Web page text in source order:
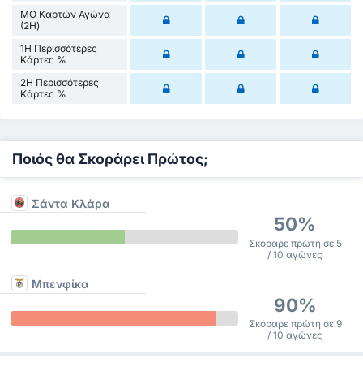
ΜΟ Καρτών Αγώνα
(2Η)
1Η Περισσότερες
Κάρτες %
2Η Περισσότερες
Κάρτες %
Ποιός θα Σκοράρει Πρώτος;
Σάντα Κλάρα
50%
Σκόραρε πρώτη σε 5
/ 10 αγώνες
Μπενφίκα
90%
Σκόραρε πρώτη σε 9
/ 10 αγώνες